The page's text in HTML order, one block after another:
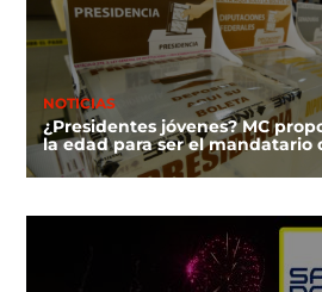
NOTICIAS
¿Presidentes jóvenes? MC
la edad para ser el mandatario